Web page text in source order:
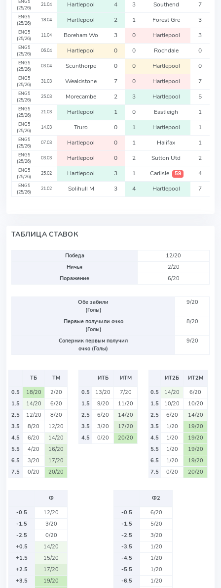
ENG5
(25/26)
21.04 Hartlepool 4 3 Southend 7
ENG5
(25/26)
18.04 Hartlepool 2 1 Forest Gre 3
ENG5
(25/26)
11.04 Boreham Wo 3 0 Hartlepool 3
ENG5
(25/26)
06.04 Hartlepool 0 0 Rochdale 0
ENG5
(25/26)
03.04 Scunthorpe 0 0 Hartlepool 0
ENG5
(25/26)
31.03 Wealdstone 7 0 Hartlepool 7
ENG5
(25/26)
25.03 Morecambe 2 3 Hartlepool 5
ENG5
(25/26)
21.03 Hartlepool 1 0 Eastleigh 1
ENG5
(25/26)
14.03 Truro 0 1 Hartlepool 1
ENG5
(25/26)
07.03 Hartlepool 0 1 Halifax 1
ENG5
(25/26)
03.03 Hartlepool 0 2 Sutton Utd 2
ENG5
(25/26)
25.02 Hartlepool 3 1 Carlisle 59 4
ENG5
(25/26)
21.02 Solihull M 3 4 Hartlepool 7
ТАБЛИЦА СТАВОК
Победа
12/20
Ничья
2/20
Поражение
6/20
Обе забили
(Голы)
9/20
Первые получили очко
(Голы)
8/20
Соперник первым получил
очко (Голы)
9/20
ТБ
ТМ
0.5
18/20
2/20
1.5
14/20
6/20
2.5
12/20
8/20
3.5
8/20
12/20
4.5
6/20
14/20
5.5
4/20
16/20
6.5
3/20
17/20
7.5
0/20 20/20
ИТБ
ИТМ
0.5
13/20
7/20
1.5
9/20
11/20
2.5
6/20
14/20
3.5
3/20
17/20
4.5
0/20 20/20
ИТ2Б
ИТ2М
0.5
14/20
6/20
1.5
10/20
10/20
2.5
6/20
14/20
3.5
1/20
19/20
4.5
1/20
19/20
5.5
1/20
19/20
6.5
1/20
19/20
7.5
0/20 20/20
Ф
-0.5
12/20
-1.5
3/20
-2.5
0/20
+0.5
14/20
+1.5
15/20
+2.5
17/20
+3.5
19/20
Ф2
-0.5
6/20
-1.5
5/20
-2.5
3/20
-3.5
1/20
-4.5
1/20
-5.5
1/20
-6.5
1/20